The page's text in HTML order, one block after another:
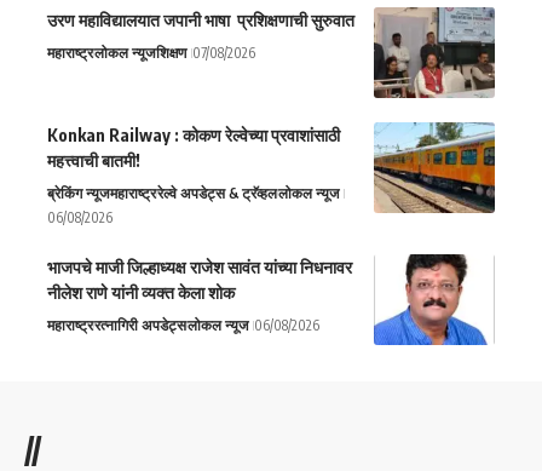
उरण महाविद्यालयात जपानी भाषा प्रशिक्षणाची सुरुवात
महाराष्ट्रलोकल न्यूजशिक्षण 07/08/2026
Konkan Railway : कोकण रेल्वेच्या प्रवाशांसाठी
महत्त्वाची बातमी!
ब्रेकिंग न्यूजमहाराष्ट्ररेल्वे अपडेट्स & ट्रॅव्हललोकल न्यूज
06/08/2026
भाजपचे माजी जिल्हाध्यक्ष राजेश सावंत यांच्या निधनावर
नीलेश राणे यांनी व्यक्त केला शोक
महाराष्ट्ररत्नागिरी अपडेट्सलोकल न्यूज 06/08/2026
//